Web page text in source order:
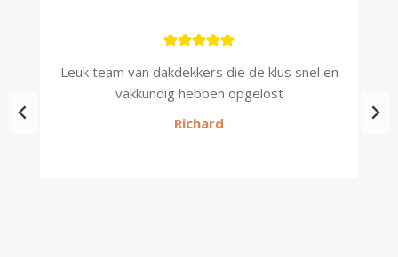
Leuk team van dakdekkers die de klus snel en
vakkundig hebben opgelost
Richard